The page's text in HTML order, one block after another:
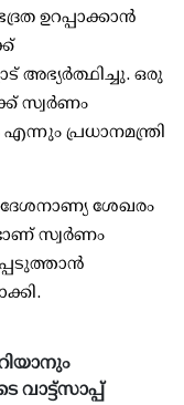
ഉറപ്പാക്കാന്‍
അഭ്യര്‍ത്ഥിച്ചു. ഒരു
സ്വര്‍ണം
പ്രധാനമന്ത്രി
ശേഖരം
സ്വര്‍ണം